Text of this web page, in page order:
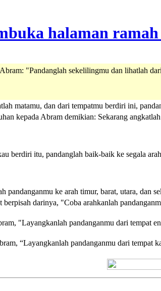
"Pandanglah sekelilingmu dan lihatlah
matamu, dan dari tempatmu berdiri ini,
kepada Abram demikian: Sekarang
berdiri itu, pandanglah baik-baik ke segala
pandanganmu ke arah timur, barat, utara, dan
darinya, "Coba arahkanlah
"Layangkanlah pandanganmu dari tempat
“Layangkanlah pandanganmu dari tempat